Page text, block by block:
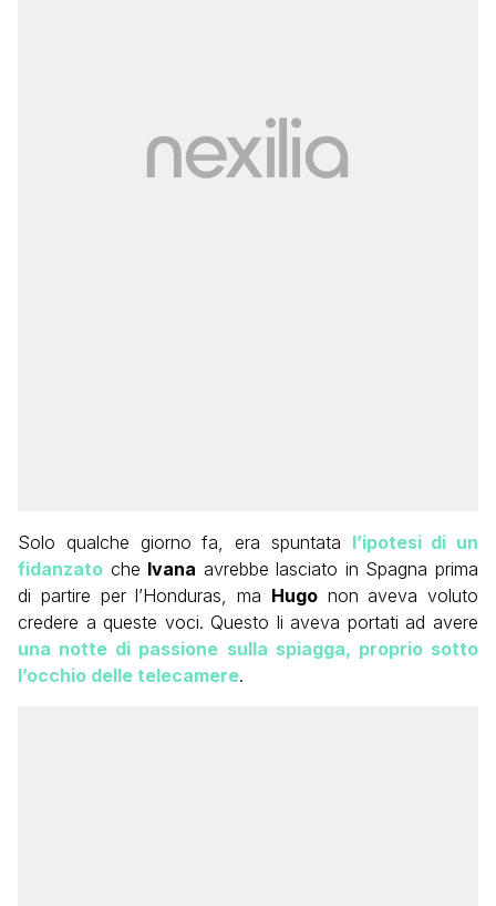
Solo qualche giorno fa, era spuntata l’ipotesi di un
fidanzato che Ivana avrebbe lasciato in Spagna prima
di partire per l’Honduras, ma Hugonon aveva voluto
credere a queste voci. Questo li aveva portati ad avere
una notte di passione sulla spiagga, proprio sotto
l’occhio delle telecamere.